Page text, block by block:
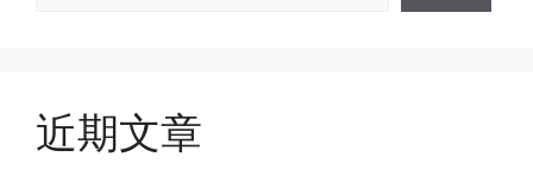
近期文章